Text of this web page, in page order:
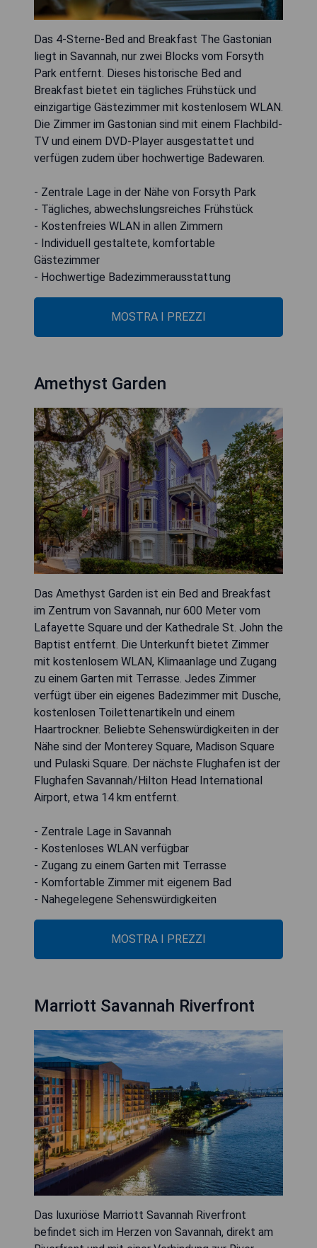
Das 4-Sterne-Bed and Breakfast The Gastonian
liegt in Savannah, nur zwei Blocks vom Forsyth
Park entfernt. Dieses historische Bed and
Breakfast bietet ein tägliches Frühstück und
einzigartige Gästezimmer mit kostenlosem WLAN.
Die Zimmer im Gastonian sind mit einem Flachbild-
TV und einem DVD-Player ausgestattet und
verfügen zudem über hochwertige Badewaren.
- Zentrale Lage in der Nähe von Forsyth Park
- Tägliches, abwechslungsreiches Frühstück
- Kostenfreies WLAN in allen Zimmern
- Individuell gestaltete, komfortable
Gästezimmer
- Hochwertige Badezimmerausstattung
MOSTRA I PREZZI
Amethyst Garden
Das Amethyst Garden ist ein Bed and Breakfast
im Zentrum von Savannah, nur 600 Meter vom
Lafayette Square und der Kathedrale St. John the
Baptist entfernt. Die Unterkunft bietet Zimmer
mit kostenlosem WLAN, Klimaanlage und Zugang
zu einem Garten mit Terrasse. Jedes Zimmer
verfügt über ein eigenes Badezimmer mit Dusche,
kostenlosen Toilettenartikeln und einem
Haartrockner. Beliebte Sehenswürdigkeiten in der
Nähe sind der Monterey Square, Madison Square
und Pulaski Square. Der nächste Flughafen ist der
Flughafen Savannah/Hilton Head International
Airport, etwa 14 km entfernt.
- Zentrale Lage in Savannah
- Kostenloses WLAN verfügbar
- Zugang zu einem Garten mit Terrasse
- Komfortable Zimmer mit eigenem Bad
- Nahegelegene Sehenswürdigkeiten
MOSTRA I PREZZI
Marriott Savannah Riverfront
Das luxuriöse Marriott Savannah Riverfront
befindet sich im Herzen von Savannah, direkt am